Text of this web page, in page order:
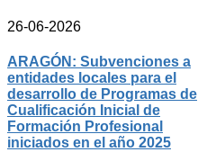
26-06-2026
ARAGÓN: Subvenciones a
entidades locales para el
desarrollo de Programas de
Cualificación Inicial de
Formación Profesional
iniciados en el año 2025